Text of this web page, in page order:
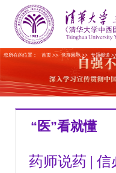
您所在的位置： 首页>> 党群园地>> 专题报道
“医”看就懂
药师说药 | 信